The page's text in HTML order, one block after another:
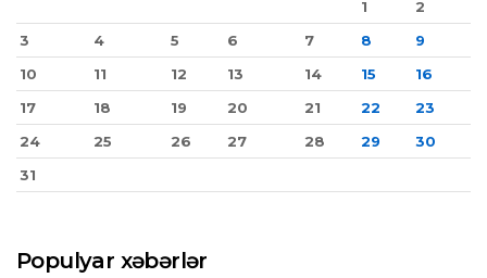
1
2
3
4 5 6 7 8
9
10
11 12 13 14 15
16
17
18 19 20 21 22
23
24
25 26 27 28 29
30
31
Populyar xəbərlər